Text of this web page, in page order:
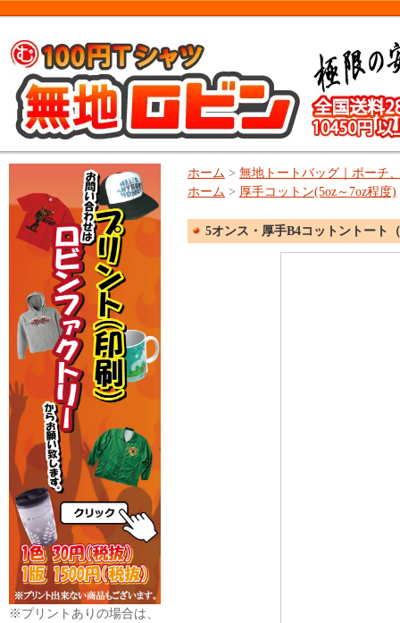
※プリントありの場合は、
ホーム > 無地トートバッグ｜ポーチ
ホーム > 厚手コットン(5oz～7oz程度)
5オンス・厚手B4コットントート